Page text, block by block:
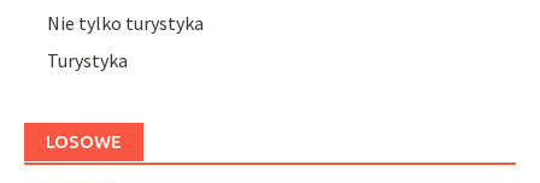
Nie tylko turystyka
Turystyka
LOSOWE